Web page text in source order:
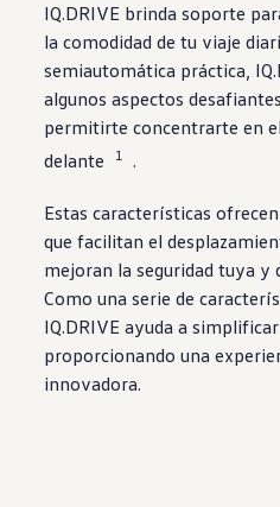
IQ.DRIVE brinda soporte
lacomodidad de tu viaje
semiautomática práctica,
algunos aspectos
permitirte concentrarte en
delante
1 .
Estascaracterísticas ofrecen
que facilitan el
mejoran la seguridad tuya y
Como unaserie de
IQ.DRIVE ayuda a
proporcionando una
innovadora.